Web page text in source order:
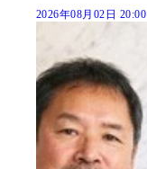
2026年08月02日 20:00